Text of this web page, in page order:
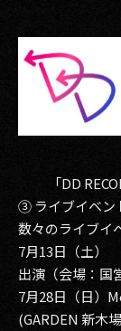
「DD
③ ライブイベン
数々のライブイ
7月13日（土）
出演（会場：国
7月28日（日）
(GARDEN 新木